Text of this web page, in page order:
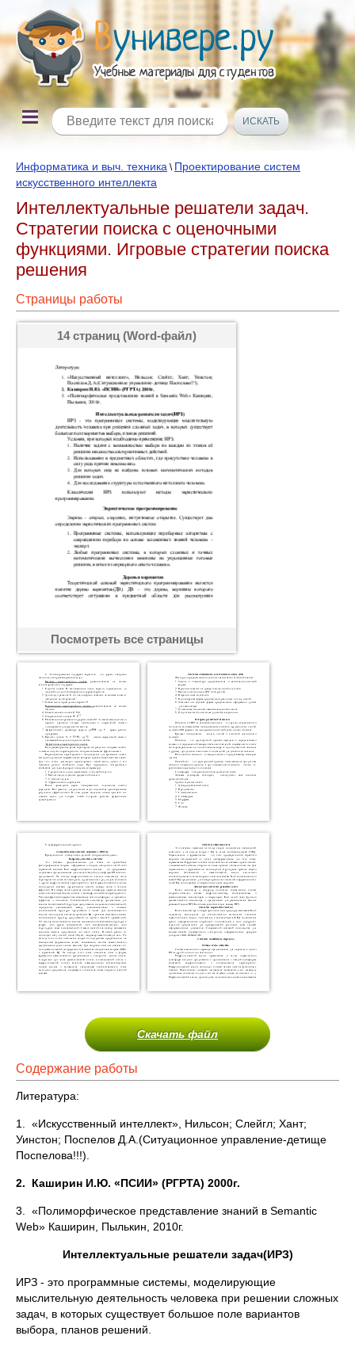
Информатика и выч. техника \ Проектирование систем
искусственного интеллекта
Интеллектуальные решатели задач.
Стратегии поиска с оценочными
функциями. Игровые стратегии поиска
решения
Страницы работы
14 страниц (Word-файл)
Посмотреть все страницы
Скачать файл
Содержание работы
Литература:
1. «Искусственный интеллект», Нильсон; Слейгл; Хант;
Уинстон; Поспелов Д.А.(Ситуационное управление-детище
Поспелова!!!).
2. Каширин И.Ю. «ПСИИ» (РГРТА) 2000г.
3. «Полиморфическое представление знаний в Semantic
Web» Каширин, Пылькин, 2010г.
Интеллектуальные решатели задач(ИРЗ)
ИРЗ - это программные системы, моделирующие
мыслительную деятельность человека при решении сложных
задач, в которых существует большое поле вариантов
выбора, планов решений.